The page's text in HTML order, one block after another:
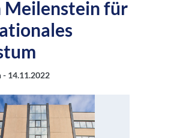
Meilenstein für
- 14.11.2022